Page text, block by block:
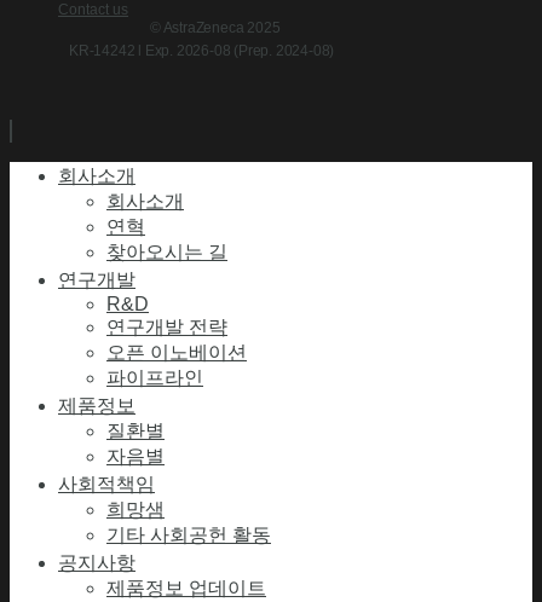
Contact us
© AstraZeneca 2025
KR-14242 l Exp. 2026-08 (Prep. 2024-08)
회사소개
회사소개
연혁
찾아오시는 길
연구개발
R&D
연구개발 전략
오픈 이노베이션
파이프라인
제품정보
질환별
자음별
사회적책임
희망샘
기타 사회공헌 활동
공지사항
제품정보 업데이트